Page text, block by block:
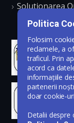
Solutionarea
Politica
Folosim
reclamele, a
traficul. Prin
acord ca
informațiile
partenerii
doar cookie-
Detalii despre